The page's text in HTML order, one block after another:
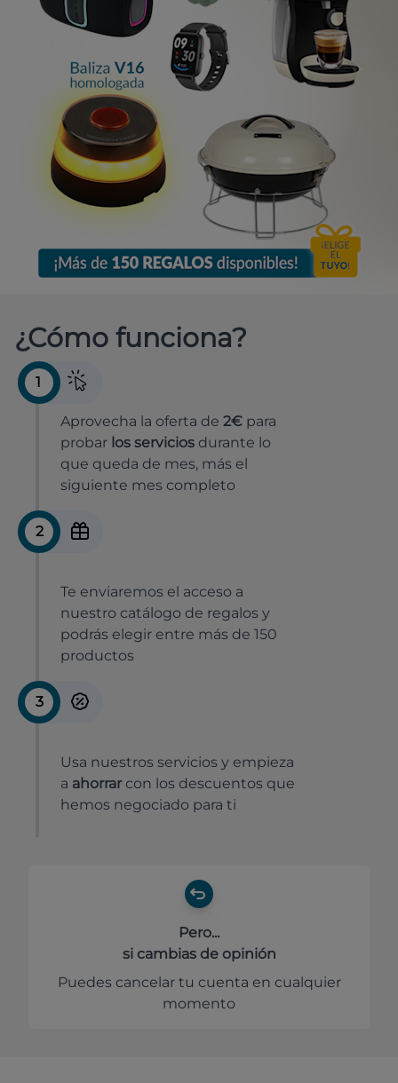
¿Cómo funciona?
1
Aprovecha la oferta de 2€ para
probar los servicios durante lo
que queda de mes, más el
siguiente mes completo
2
Te enviaremos el acceso a
nuestro catálogo de regalos y
podrás elegir entre más de 150
productos
3
Usa nuestros servicios y empieza
a ahorrar con los descuentos que
hemos negociado para ti
Pero...
si cambias de opinión
Puedes cancelar tu cuenta en cualquier
momento